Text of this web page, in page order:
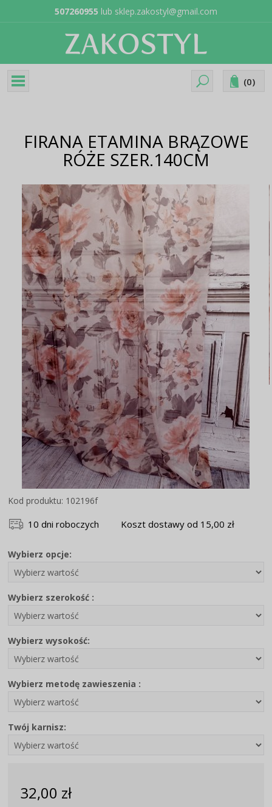
507260955 lub sklep.zakostyl@gmail.com
(0)
FIRANA ETAMINA BRĄZOWE
RÓŻE SZER.140CM
Kod produktu: 102196f
10 dni roboczych Koszt dostawy od 15,00 zł
Wybierz opcje:
Wybierz szerokość :
Wybierz wysokość:
Wybierz metodę zawieszenia :
Twój karnisz:
32,00 zł